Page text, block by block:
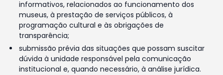
informativos, relacionados ao funcionamento dos
museus, à prestação de serviços públicos, à
programação cultural e às obrigações de
transparência;
submissão prévia das situações que possam suscitar
dúvida à unidade responsável pela comunicação
institucional e, quando necessário, à análise jurídica.